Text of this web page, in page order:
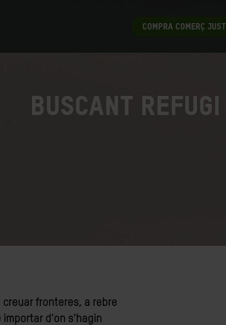
COMPRA COMERÇ JUST
Buscant refugi
creuar fronteres, a rebre
importar d'on s'hagin